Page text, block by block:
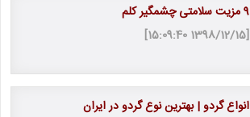
9 مزیت سلامتی چشمگیر کلم
[1398/12/15 15:09:40]
انواع گردو | بهترین نوع گردو در ایران